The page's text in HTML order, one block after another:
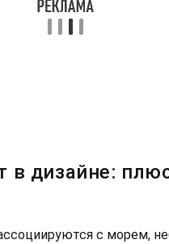
в дизайне:
с морем,